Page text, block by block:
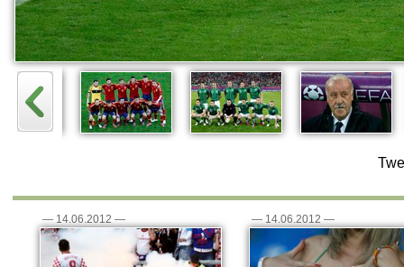
— 14.06.2012 — — 14.06.2012 —